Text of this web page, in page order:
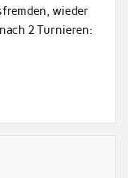
wieder
2 Turnieren: